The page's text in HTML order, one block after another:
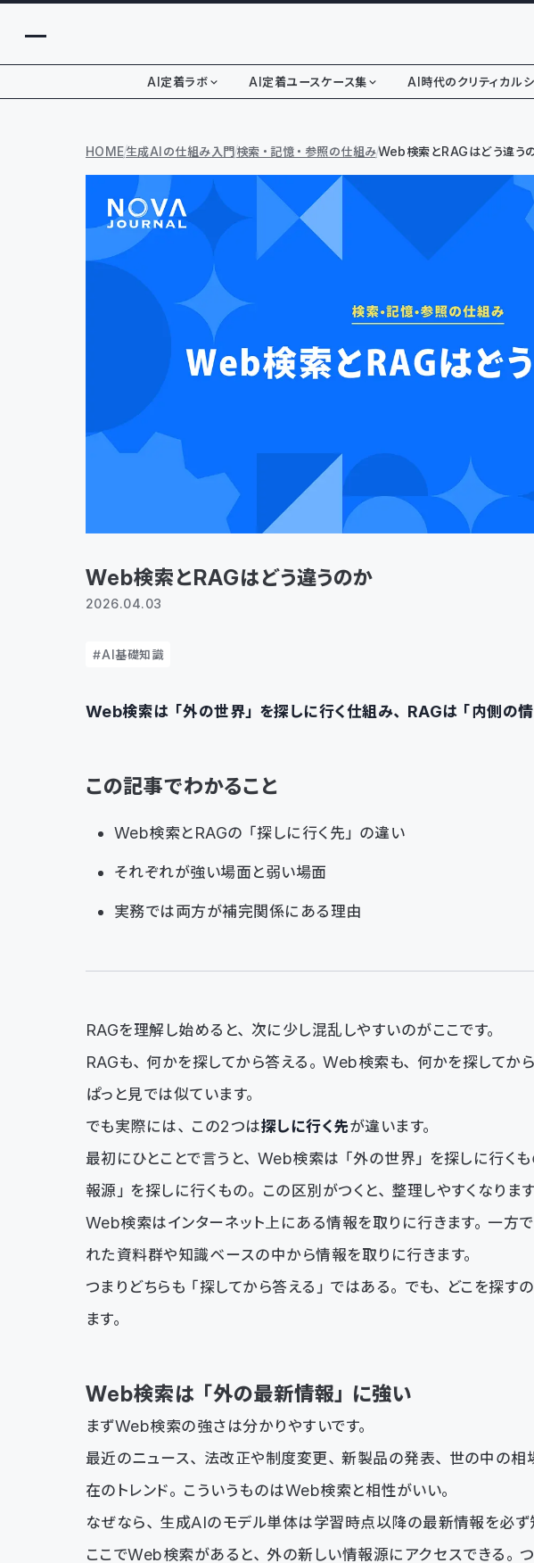
AI定着ラボ AI定着ユースケース集 AI時代のクリティカル
HOME生成AIの仕組み入門検索・記憶・参照の仕組みWeb検索とRAGはどう違う
Web検索とRAGはどう違うのか
2026.04.03
AI基礎知識
Web検索は「外の世界」を探しに行く仕組み、RAGは「内側の情
この記事でわかること
Web検索とRAGの「探しに行く先」の違い
それぞれが強い場面と弱い場面
実務では両方が補完関係にある理由
RAGを理解し始めると、次に少し混乱しやすいのがここです。
RAGも、何かを探してから答える。Web検索も、何かを探してか
ぱっと見では似ています。
でも実際には、この2つは探しに行く先が違います。
最初にひとことで言うと、Web検索は「外の世界」を探しに行く
報源」を探しに行くもの。この区別がつくと、整理しやすくなります
Web検索はインターネット上にある情報を取りに行きます。一方
れた資料群や知識ベースの中から情報を取りに行きます。
つまりどちらも「探してから答える」ではある。でも、どこを探
ます。
Web検索は「外の最新情報」に強い
まずWeb検索の強さは分かりやすいです。
最近のニュース、法改正や制度変更、新製品の発表、世の中の
在のトレンド。こういうものはWeb検索と相性がいい。
なぜなら、生成AIのモデル単体は学習時点以降の最新情報を必ず
ここでWeb検索があると、外の新しい情報源にアクセスできる。つ